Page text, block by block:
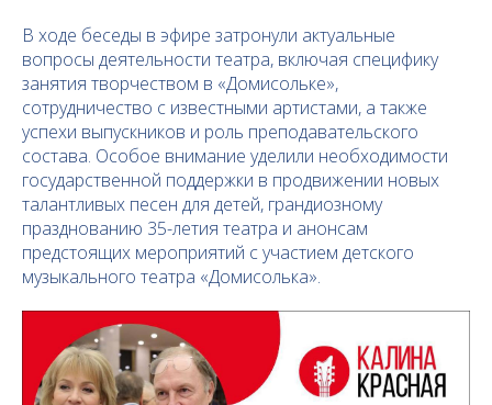
В ходе беседы в эфире затронули актуальные
вопросы деятельности театра, включая специфику
занятия творчеством в «Домисольке»,
сотрудничество с известными артистами, а также
успехи выпускников и роль преподавательского
состава. Особое внимание уделили необходимости
государственной поддержки в продвижении новых
талантливых песен для детей, грандиозному
празднованию 35-летия театра и анонсам
предстоящих мероприятий с участием детского
музыкального театра «Домисолька».